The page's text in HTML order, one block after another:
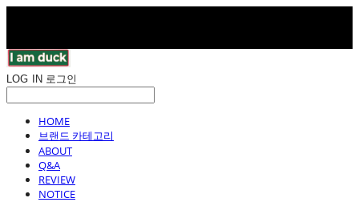
LOG IN 로그인
HOME
브랜드 카테고리
ABOUT
Q&A
REVIEW
NOTICE